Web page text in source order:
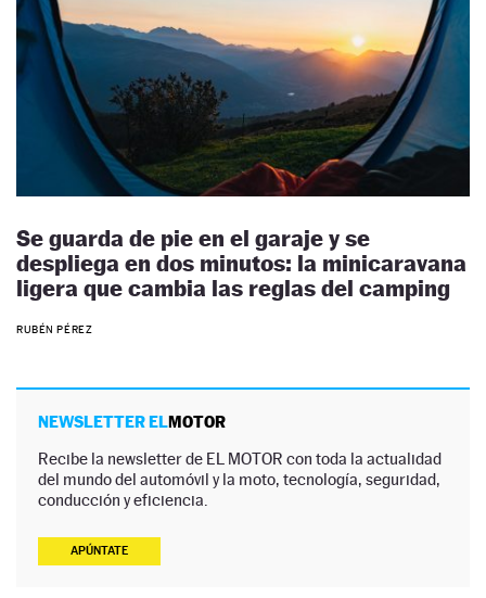
Se guarda de pie en el garaje y se
despliega en dos minutos: la minicaravana
ligera que cambia las reglas del camping
RUBÉN PÉREZ
NEWSLETTER ELMOTOR
Recibe la newsletter de EL MOTOR con toda la actualidad
del mundo del automóvil y la moto, tecnología, seguridad,
conducción y eficiencia.
APÚNTATE